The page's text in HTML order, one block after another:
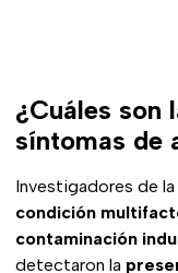
¿Cuáles son
síntomas de
Investigadores de la
condición
contaminación
detectaron la